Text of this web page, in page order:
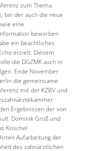
zum Thema
bei der auch die neue
eine
beworben
ein beachtliches
erzielt. Diesem
die DGZMK auch in
Ende November
die gemeinsame
mit der KZBV und
Ergebnissen der von
Dominik Groß und
Krischel
Aufarbeitung der
des zahnärztlichen